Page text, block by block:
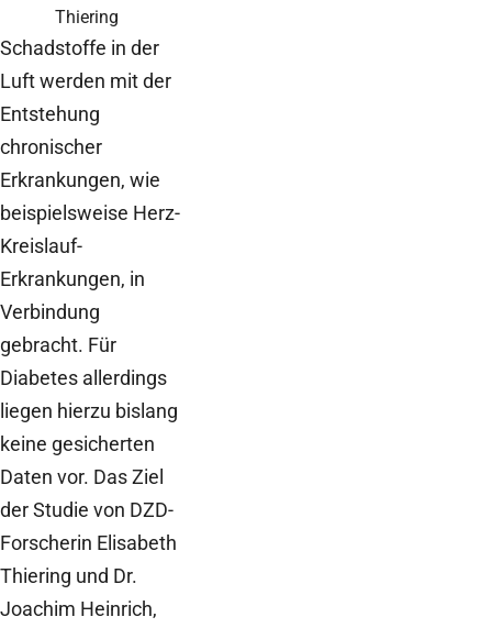
Thiering
Schadstoffe in der
Luft werden mit der
Entstehung
chronischer
Erkrankungen, wie
beispielsweise Herz-
Kreislauf-
Erkrankungen, in
Verbindung
gebracht. Für
Diabetes allerdings
liegen hierzu bislang
keine gesicherten
Daten vor. Das Ziel
der Studie von DZD-
Forscherin Elisabeth
Thiering und Dr.
Joachim Heinrich,